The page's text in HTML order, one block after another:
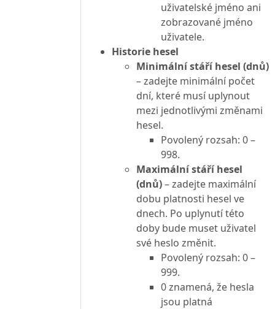
uživatelské jméno ani
zobrazované jméno
uživatele.
Historie hesel
Minimální stáří hesel (dnů)
– zadejte minimální počet
dní, které musí uplynout
mezi jednotlivými změnami
hesel.
Povolený rozsah: 0 –
998.
Maximální stáří hesel
(dnů)– zadejte maximální
dobu platnosti hesel ve
dnech. Po uplynutí této
doby bude muset uživatel
své heslo změnit.
Povolený rozsah: 0 –
999.
0 znamená, že hesla
jsou platná